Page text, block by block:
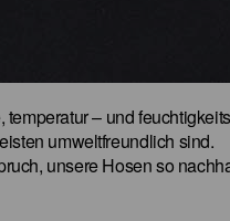
– und
umweltfreundlich sind.
unsere Hosen so